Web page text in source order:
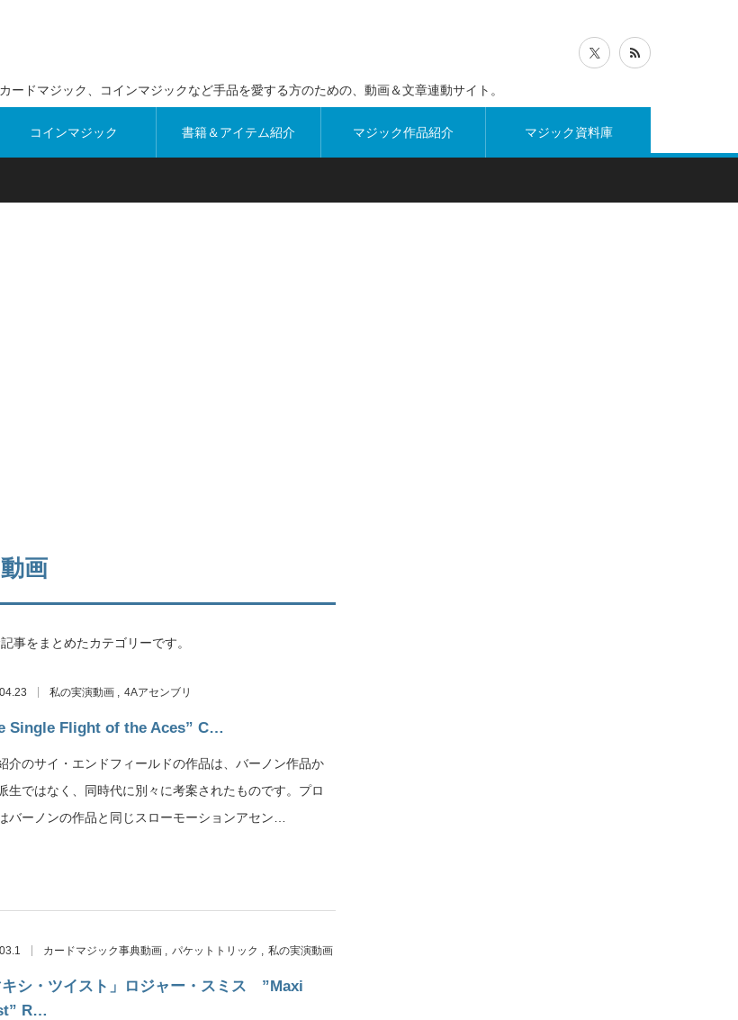
ドマジック、コインマジックなど手品を愛する方のための、動画＆文章連動サイト。
コインマジック 書籍＆アイテム紹介 マジック作品紹介 マジック資料庫
画
事をまとめたカテゴリーです。
私の実演動画 4Aアセンブリ
Single Flight of the Aces” C…
介のサイ・エンドフィールドの作品は、バーノン作品か
生ではなく、同時代に別々に考案されたものです。プロ
バーノンの作品と同じスローモーションアセン…
カードマジック事典動画 パケットトリック 私の実演動画
キシ・ツイスト」ロジャー・スミス ”Maxi
R…